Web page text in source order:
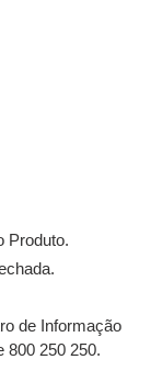
Produto.
de Informação
800 250 250.